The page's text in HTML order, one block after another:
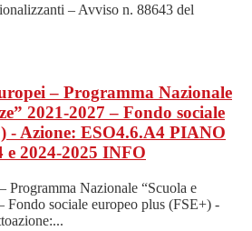
– Avviso n. 88643 del
– Programma Nazionale
2021-2027 – Fondo sociale
- Azione: ESO4.6.A4 PIANO
2024-2025 INFO
Programma Nazionale “Scuola e
Fondo sociale europeo plus (FSE+) -